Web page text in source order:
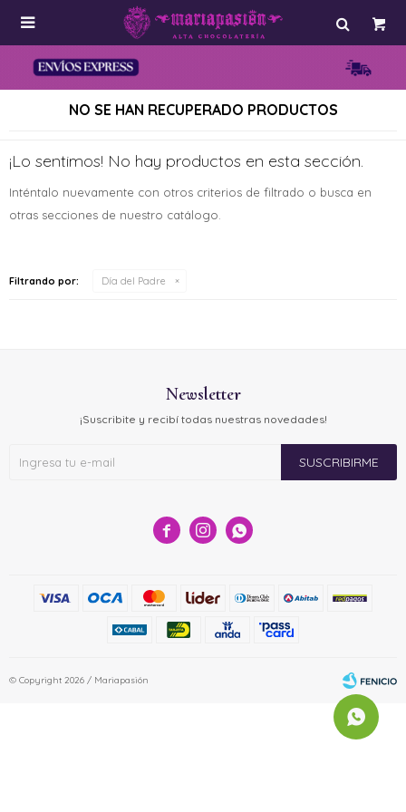

NO SE HAN RECUPERADO PRODUCTOS
¡Lo sentimos! No hay productos en esta sección.
Inténtalo nuevamente con otros criterios de filtrado o busca en
otras secciones de nuestro catálogo.
Filtrando por: Día del Padre
  
Newsletter
¡Suscribite y recibí todas nuestras novedades!
SUSCRIBIRME
© Copyright 2026 / Mariapasión